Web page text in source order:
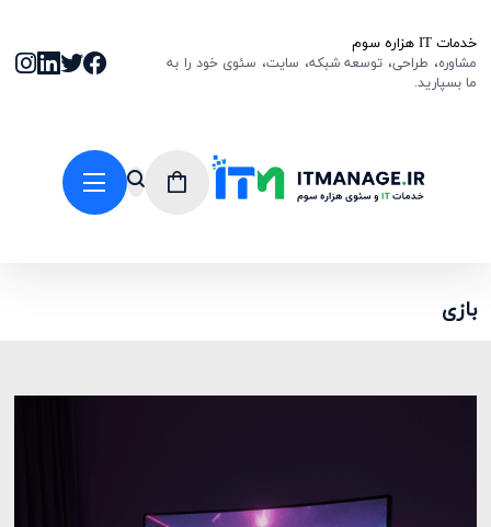
خدمات IT هزاره سوم
مشاوره، طراحی، توسعه شبکه، سایت، سئوی خود را به
ما بسپارید.
بازی